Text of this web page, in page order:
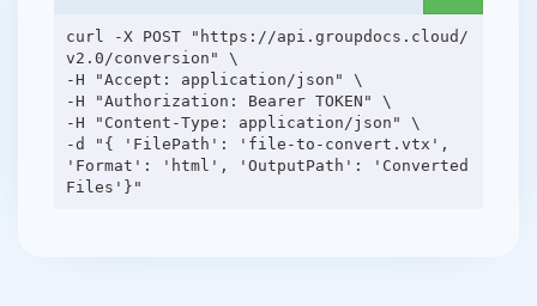
curl -X POST "https://api.groupdocs.cloud/
v2.0/conversion" \
-H "Accept: application/json" \
-H "Authorization: Bearer TOKEN" \
-H "Content-Type: application/json" \
-d "{ 'FilePath': 'file-to-convert.vtx',
'Format': 'html', 'OutputPath': 'Converted